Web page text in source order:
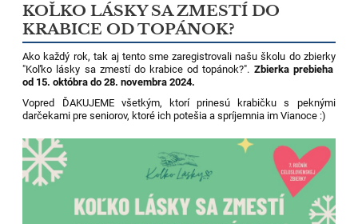
KOĽKO LÁSKY SA ZMESTÍ DO
KRABICE OD TOPÁNOK?
Ako každý rok, tak aj tento sme zaregistrovali našu školu do zbierky
"Koľko lásky sa zmestí do krabice od topánok?". Zbierka prebieha
od 15. októbra do 28. novembra 2024.
Vopred ĎAKUJEME všetkým, ktorí prinesú krabičku s peknými
darčekami pre seniorov, ktoré ich potešia a spríjemnia im Vianoce :)